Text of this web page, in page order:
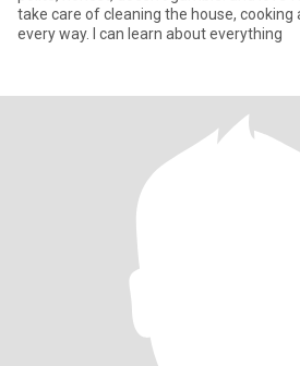
take care of cleaning the house, cooking
every way. I can learn about everything